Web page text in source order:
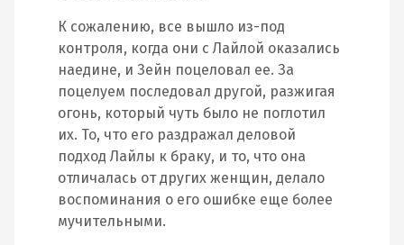
К сожалению, все вышло из-под
контроля, когда они с Лайлой оказались
наедине, и Зейн поцеловал ее. За
поцелуем последовал другой, разжигая
огонь, который чуть было не поглотил
их. То, что его раздражал деловой
подход Лайлы к браку, и то, что она
отличалась от других женщин, делало
воспоминания о его ошибке еще более
мучительными.